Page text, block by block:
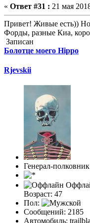
« Ответ #31 : 21 мая
Привет! Живые есть)) Но
Форды, разные Киа,
Записан
Болотце моего Hippo
Rjevskii
Генерал-полковник
Возраст: 47
Пол:
Сообщений: 2185
Автомобиль: